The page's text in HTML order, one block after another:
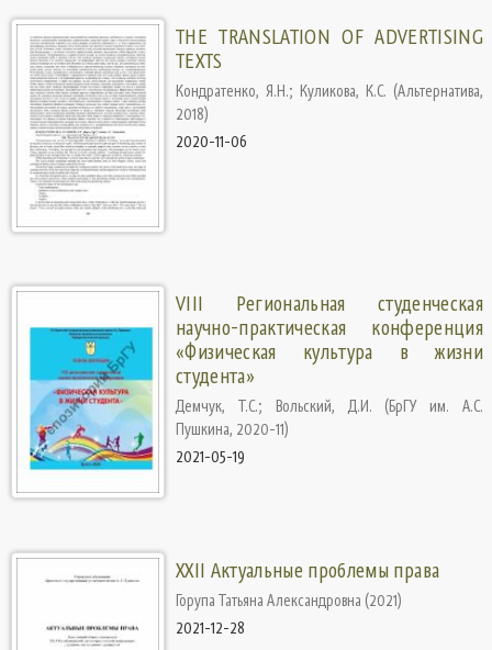
THE TRANSLATION OF ADVERTISING
TEXTS
Кондратенко, Я.Н.; Куликова, К.С. (Альтернатива,
2018)
2020-11-06
VIII Региональная студенческая
научно-практическая конференция
«Физическая культура в жизни
студента»
Демчук, Т.С.; Вольский, Д.И. (БрГУ им. А.С.
Пушкина, 2020-11)
2021-05-19
XXII Актуальные проблемы права
Горупа Татьяна Александровна (2021)
2021-12-28